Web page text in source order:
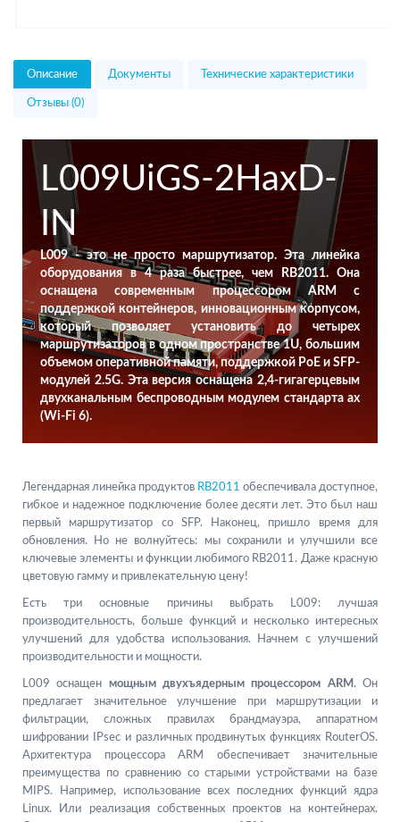
Описание Документы Технические характеристики
Отзывы (0)
L009UiGS-2HaxD-
IN
L009 - это не просто маршрутизатор. Эта линейка
оборудования в 4 раза быстрее, чем RB2011. Она
оснащена современным процессором ARM с
поддержкой контейнеров, инновационным корпусом,
который позволяет установить до четырех
маршрутизаторов в одном пространстве 1U, большим
объемом оперативной памяти, поддержкой PoE и SFP-
модулей 2.5G. Эта версия оснащена 2,4-гигагерцевым
двухканальным беспроводным модулем стандарта ax
(Wi-Fi 6).
Легендарная линейка продуктов RB2011 обеспечивала доступное,
гибкое и надежное подключение более десяти лет. Это был наш
первый маршрутизатор со SFP. Наконец, пришло время для
обновления. Но не волнуйтесь: мы сохранили и улучшили все
ключевые элементы и функции любимого RB2011. Даже красную
цветовую гамму и привлекательную цену!
Есть три основные причины выбрать L009: лучшая
производительность, больше функций и несколько интересных
улучшений для удобства использования. Начнем с улучшений
производительности и мощности.
L009 оснащен мощным двухъядерным процессором ARM. Он
предлагает значительное улучшение при маршрутизации и
фильтрации, сложных правилах брандмауэра, аппаратном
шифровании IPsec и различных продвинутых функциях RouterOS.
Архитектура процессора ARM обеспечивает значительные
преимущества по сравнению со старыми устройствами на базе
MIPS. Например, использование всех последних функций ядра
Linux. Или реализация собственных проектов на контейнерах.